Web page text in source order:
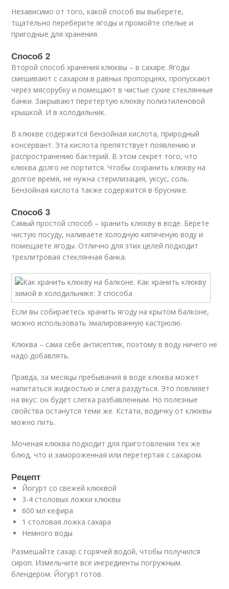
Независимо от того, какой способ вы выберете,
тщательно переберите ягоды и промойте спелые и
пригодные для хранения.
Способ 2
Второй способ хранения клюквы – в сахаре. Ягоды
смешивают с сахаром в равных пропорциях, пропускают
через мясорубку и помещают в чистые сухие стеклянные
банки. Закрывают перетертую клюкву полиэтиленовой
крышкой. И в холодильник.
В клюкве содержится бензойная кислота, природный
консервант. Эта кислота препятствует появлению и
распространению бактерий. В этом секрет того, что
клюква долго не портится. Чтобы сохранить клюкву на
долгое время, не нужна стерилизация, уксус, соль.
Бензойная кислота также содержится в бруснике.
Способ 3
Самый простой способ – хранить клюкву в воде. Берете
чистую посуду, наливаете холодную кипяченую воду и
помещаете ягоды. Отлично для этих целей подходит
трехлитровая стеклянная банка.
Если вы собираетесь хранить ягоду на крытом балконе,
можно использовать эмалированную кастрюлю.
Клюква – сама себе антисептик, поэтому в воду ничего не
надо добавлять.
Правда, за месяцы пребывания в воде клюква может
напитаться жидкостью и слега раздуться. Это повлияет
на вкус: он будет слегка разбавленным. Но полезные
свойства останутся теми же. Кстати, водичку от клюквы
можно пить.
Моченая клюква подходит для приготовления тех же
блюд, что и замороженная или перетертая с сахаром.
Рецепт
Йогурт со свежей клюквой
3-4 столовых ложки клюквы
600 мл кефира
1 столовая ложка сахара
Немного воды
Размешайте сахар с горячей водой, чтобы получился
сироп. Измельчите все ингредиенты погружным
блендером. Йогурт готов.